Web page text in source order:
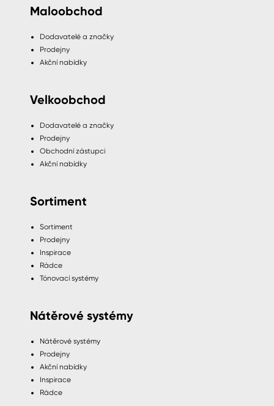
Maloobchod
Dodavatelé a značky
Prodejny
Akční nabídky
Velkoobchod
Dodavatelé a značky
Prodejny
Obchodní zástupci
Akční nabídky
Sortiment
Sortiment
Prodejny
Inspirace
Rádce
Tónovací systémy
Nátěrové systémy
Nátěrové systémy
Prodejny
Akční nabídky
Inspirace
Rádce